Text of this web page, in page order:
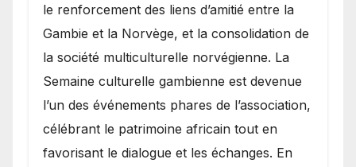
le renforcement des liens d’amitié entre la
Gambie et la Norvège, et la consolidation de
la société multiculturelle norvégienne. La
Semaine culturelle gambienne est devenue
l’un des événements phares de l’association,
célébrant le patrimoine africain tout en
favorisant le dialogue et les échanges. En